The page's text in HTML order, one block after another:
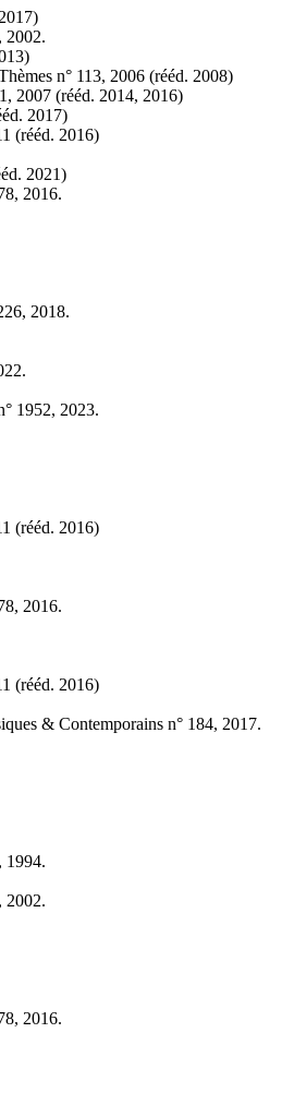
2002.
n° 113, 2006 (rééd. 2008)
2007 (rééd. 2014, 2016)
2017)
(rééd. 2016)
2021)
2016.
2018.
1952, 2023.
(rééd. 2016)
2016.
(rééd. 2016)
& Contemporains n° 184, 2017.
1994.
2002.
2016.